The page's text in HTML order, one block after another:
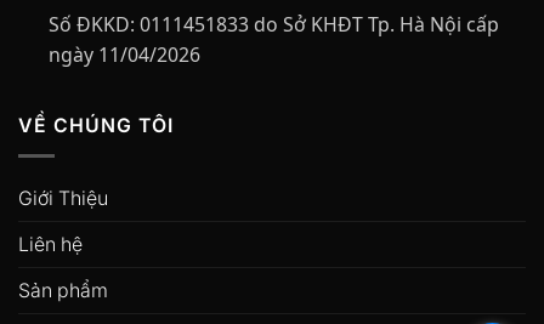
Số ĐKKD: 0111451833 do Sở KHĐT Tp. Hà Nội cấp
ngày 11/04/2026
VỀ CHÚNG TÔI
Giới Thiệu
Liên hệ
Sản phẩm